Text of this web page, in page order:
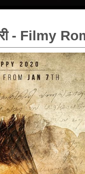
- Filmy